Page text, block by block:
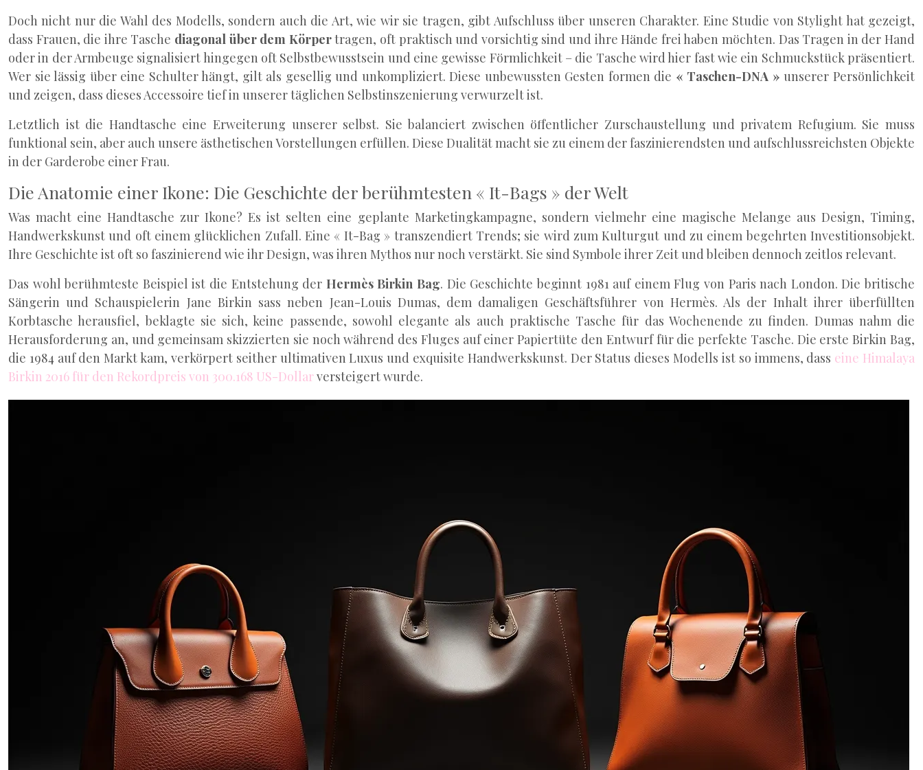
Doch nicht nur die Wahl des Modells, sondern auch die Art, wie wir sie tragen, gibt Aufschluss über unseren Charakter. Eine Studie von Stylight hat gezeigt,
dass Frauen, die ihre Tasche diagonal über dem Körpertragen, oft praktisch und vorsichtig sind und ihre Hände frei haben möchten. Das Tragen in der Hand
oder in der Armbeuge signalisiert hingegen oft Selbstbewusstsein und eine gewisse Förmlichkeit – die Tasche wird hier fast wie ein Schmuckstück präsentiert.
Wer sie lässig über eine Schulter hängt, gilt als gesellig und unkompliziert. Diese unbewussten Gesten formen die « Taschen-DNA » unserer Persönlichkeit
und zeigen, dass dieses Accessoire tief in unserer täglichen Selbstinszenierung verwurzelt ist.
Letztlich ist die Handtasche eine Erweiterung unserer selbst. Sie balanciert zwischen öffentlicher Zurschaustellung und privatem Refugium. Sie muss
funktional sein, aber auch unsere ästhetischen Vorstellungen erfüllen. Diese Dualität macht sie zu einem der faszinierendsten und aufschlussreichsten Objekte
in der Garderobe einer Frau.
Die Anatomie einer Ikone: Die Geschichte der berühmtesten « It-Bags » der Welt
Was macht eine Handtasche zur Ikone? Es ist selten eine geplante Marketingkampagne, sondern vielmehr eine magische Melange aus Design, Timing,
Handwerkskunst und oft einem glücklichen Zufall. Eine « It-Bag » transzendiert Trends; sie wird zum Kulturgut und zu einem begehrten Investitionsobjekt.
Ihre Geschichte ist oft so faszinierend wie ihr Design, was ihren Mythos nur noch verstärkt. Sie sind Symbole ihrer Zeit und bleiben dennoch zeitlos relevant.
Das wohl berühmteste Beispiel ist die Entstehung der Hermès Birkin Bag. Die Geschichte beginnt 1981 auf einem Flug von Paris nach London. Die britische
Sängerin und Schauspielerin Jane Birkin sass neben Jean-Louis Dumas, dem damaligen Geschäftsführer von Hermès. Als der Inhalt ihrer überfüllten
Korbtasche herausfiel, beklagte sie sich, keine passende, sowohl elegante als auch praktische Tasche für das Wochenende zu finden. Dumas nahm die
Herausforderung an, und gemeinsam skizzierten sie noch während des Fluges auf einer Papiertüte den Entwurf für die perfekte Tasche. Die erste Birkin Bag,
die 1984 auf den Markt kam, verkörpert seither ultimativen Luxus und exquisite Handwerkskunst. Der Status dieses Modells ist so immens, dass eine Himalaya
Birkin 2016 für den Rekordpreis von 300.168 US-Dollarversteigert wurde.